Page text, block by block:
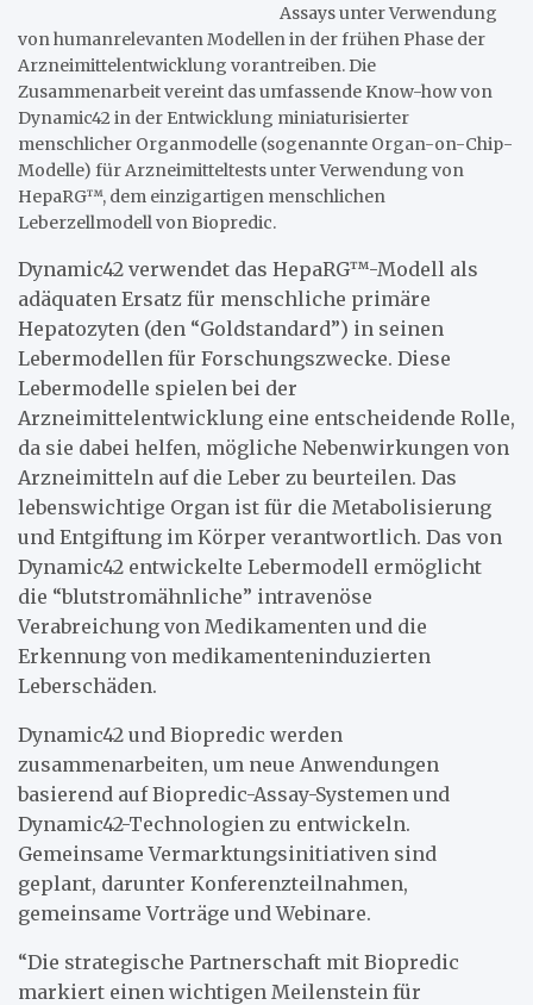
Assays unter Verwendung
von humanrelevanten Modellen in der frühen Phase der
Arzneimittelentwicklung vorantreiben. Die
Zusammenarbeit vereint das umfassende Know-how von
Dynamic42 in der Entwicklung miniaturisierter
menschlicher Organmodelle (sogenannte Organ-on-Chip-
Modelle) für Arzneimitteltests unter Verwendung von
HepaRG™, dem einzigartigen menschlichen
Leberzellmodell von Biopredic.
Dynamic42 verwendet das HepaRG™-Modell als
adäquaten Ersatz für menschliche primäre
Hepatozyten (den “Goldstandard”) in seinen
Lebermodellen für Forschungszwecke. Diese
Lebermodelle spielen bei der
Arzneimittelentwicklung eine entscheidende Rolle,
da sie dabei helfen, mögliche Nebenwirkungen von
Arzneimitteln auf die Leber zu beurteilen. Das
lebenswichtige Organ ist für die Metabolisierung
und Entgiftung im Körper verantwortlich. Das von
Dynamic42 entwickelte Lebermodell ermöglicht
die “blutstromähnliche” intravenöse
Verabreichung von Medikamenten und die
Erkennung von medikamenteninduzierten
Leberschäden.
Dynamic42 und Biopredic werden
zusammenarbeiten, um neue Anwendungen
basierend auf Biopredic-Assay-Systemen und
Dynamic42-Technologien zu entwickeln.
Gemeinsame Vermarktungsinitiativen sind
geplant, darunter Konferenzteilnahmen,
gemeinsame Vorträge und Webinare.
“Die strategische Partnerschaft mit Biopredic
markiert einen wichtigen Meilenstein für